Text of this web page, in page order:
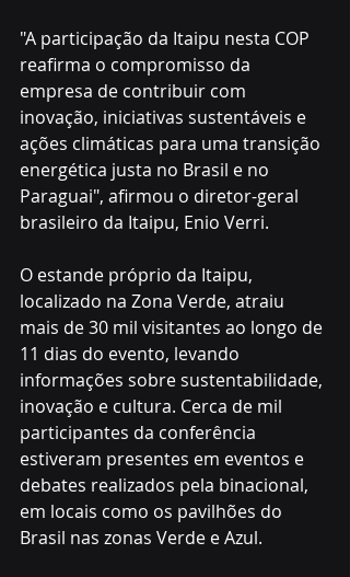
"A participação da Itaipu nesta COP
reafirma o compromisso da
empresa de contribuir com
inovação, iniciativas sustentáveis e
ações climáticas para uma transição
energética justa no Brasil e no
Paraguai", afirmou o diretor-geral
brasileiro da Itaipu, Enio Verri.
O estande próprio da Itaipu,
localizado na Zona Verde, atraiu
mais de 30 mil visitantes ao longo de
11 dias do evento, levando
informações sobre sustentabilidade,
inovação e cultura. Cerca de mil
participantes da conferência
estiveram presentes em eventos e
debates realizados pela binacional,
em locais como os pavilhões do
Brasil nas zonas Verde e Azul.